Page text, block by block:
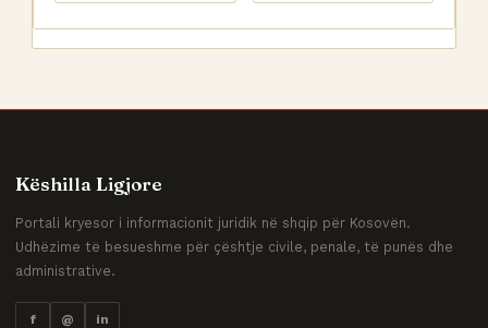
Këshilla Ligjore
Portali kryesor i informacionit juridik në shqip për Kosovën.
Udhëzime të besueshme për çështje civile, penale, të punës dhe
administrative.
f @ in